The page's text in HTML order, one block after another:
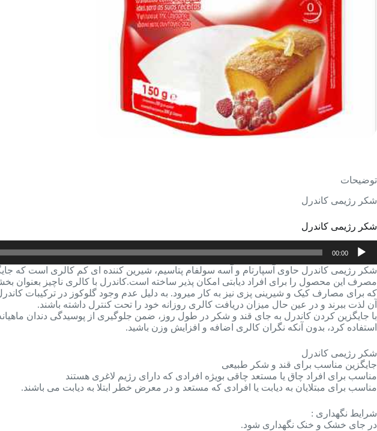
توضیحات
شکر رژیمی کاندرل
شکر رژیمی کاندرل
پخش‌کننده
صوت
00:00
مصرف این محصول را برای افراد دیابتی امکان پذیر ساخته است.کاندرل با کالری ناچیز
که برای مصارف کیک و شیرینی پزی نیز به کار میرود. به دلیل عدم وجود گلوکوز در ترکیبات
آن لذت ببرند و در عین حال میزان دریافت کالری روزانه خود را تحت کنترل داشته باشند.
استفاده کرد، بدون آنکه نگران کالری اضافه و افزایش وزن باشید.
شکر رژیمی کاندرل
جایگزین مناسب برای قند و شکر طبیعی
مناسب برای افراد چاق یا مستعد چاقی بویژه افرادی که دارای رژیم لاغری هستند
مناسب برای مبتلایان به دیابت یا افرادی که مستعد و در معرض خطر ابتلا به دیابت می باشند.
شرایط نگهداری :
در جای خشک و خنک نگهداری شود.